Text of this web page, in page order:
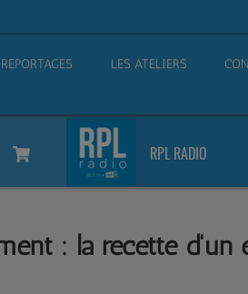
LES ATELIERS
RPL RADIO
: la recette d'un